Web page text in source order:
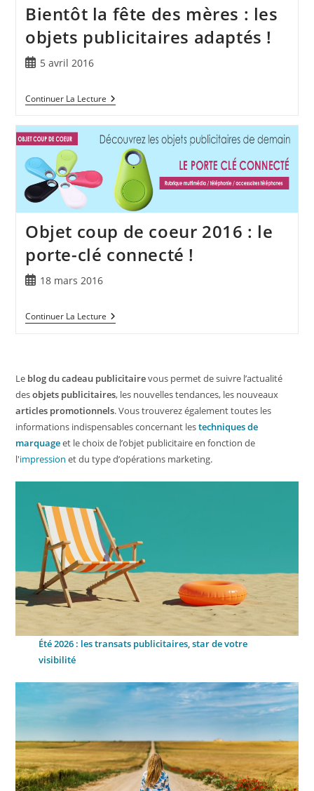
Bientôt la fête des mères : les
objets publicitaires adaptés !
5 avril 2016
Continuer La Lecture
Objet coup de coeur 2016 : le
porte-clé connecté !
18 mars 2016
Continuer La Lecture
Le blog du cadeau publicitairevous permet de suivre l’actualité
desobjets publicitaires, les nouvelles tendances, les nouveaux
articles promotionnels. Vous trouverez également toutes les
informations indispensables concernant lestechniques de
marquageet le choix de l’objet publicitaire en fonction de
l'impression et du type d’opérations marketing.
Été 2026 : les transats publicitaires, star de votre
visibilité